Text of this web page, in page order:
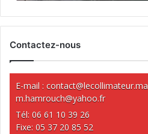
Contactez-nous
E-mail : contact@lecollimateur.ma
m.hamrouch@yahoo.fr
Tél: 06 61 10 39 26
Fixe: 05 37 20 85 52